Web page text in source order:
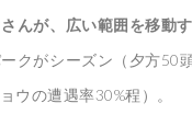
んが、広い範囲を移動
クがシーズン（夕方50
の遭遇率30%程）。